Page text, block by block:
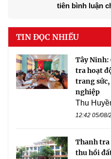
tiên bình luận
TIN ĐỌC NHIỀU
Tây Ninh:
tra hoạt
trang
nghiệp
Thu
12:42 05/08/
Thanh
thu hồi